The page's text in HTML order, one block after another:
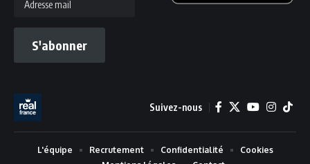
mail
S'abonner
Suivez-nous
L'équipe Recrutement Confidentialité
Cookies